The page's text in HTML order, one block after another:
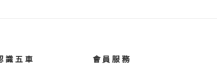
是生死攸關的問題。可惜它沒有練習模
識五車 會員服務